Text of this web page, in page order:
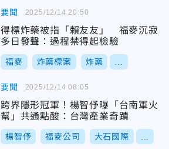
要聞
得標炸藥被指「賴友友」 福麥沉寂
多日發聲：過程禁得起檢驗
福麥 炸藥標案 炸藥
2025/12/14 20:50
要聞
跨界隱形冠軍！楊智伃曝「台南軍火
幫」共通點酸：台灣產業奇蹟
楊智伃 福麥公司 大石國際
2025/12/14 08:05